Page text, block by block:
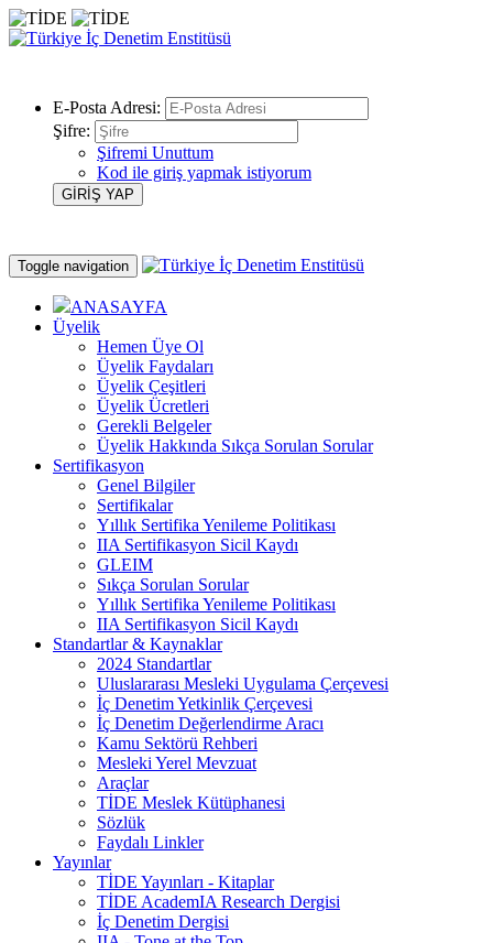
E-Posta Adresi:
Şifre:
Şifremi Unuttum
Kod ile giriş yapmak istiyorum
Toggle navigation
ANASAYFA
Üyelik
Hemen Üye Ol
Üyelik Faydaları
Üyelik Çeşitleri
Üyelik Ücretleri
Gerekli Belgeler
Üyelik Hakkında Sıkça Sorulan Sorular
Sertifikasyon
Genel Bilgiler
Sertifikalar
Yıllık Sertifika Yenileme Politikası
IIA Sertifikasyon Sicil Kaydı
GLEIM
Sıkça Sorulan Sorular
Yıllık Sertifika Yenileme Politikası
IIA Sertifikasyon Sicil Kaydı
Standartlar & Kaynaklar
2024 Standartlar
Uluslararası Mesleki Uygulama Çerçevesi
İç Denetim Yetkinlik Çerçevesi
İç Denetim Değerlendirme Aracı
Kamu Sektörü Rehberi
Mesleki Yerel Mevzuat
Araçlar
TİDE Meslek Kütüphanesi
Sözlük
Faydalı Linkler
Yayınlar
TİDE Yayınları - Kitaplar
TİDE AcademIA Research Dergisi
İç Denetim Dergisi